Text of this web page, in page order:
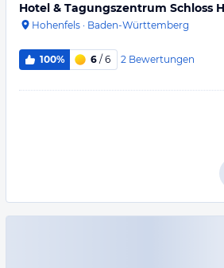
Hotel & Tagungszentrum Schloss
Hohenfels · Baden-Württemberg
100% 6 / 6 2 Bewertungen